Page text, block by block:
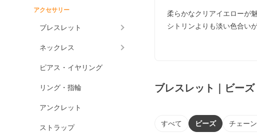
アクセサリー
ブレスレット
ネックレス
ピアス・イヤリング
リング・指輪
アンクレット
ストラップ
柔らかなクリアイエローが
シトリンよりも淡い色合い
ブレスレット｜ビーズ
すべて ビーズ チェーン